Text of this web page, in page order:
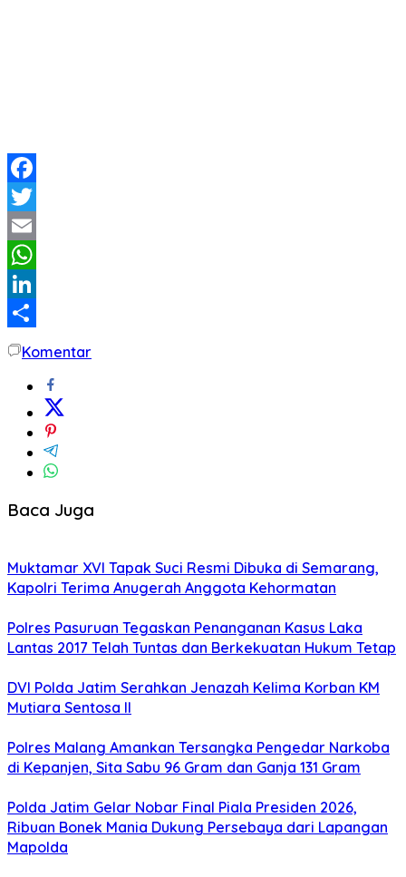
Facebook
Twitter
Email
WhatsApp
LinkedIn
ShareKomentar
Baca Juga
Muktamar XVI Tapak Suci Resmi Dibuka di Semarang,
Kapolri Terima Anugerah Anggota Kehormatan
Polres Pasuruan Tegaskan Penanganan Kasus Laka
Lantas 2017 Telah Tuntas dan Berkekuatan Hukum Tetap
DVI Polda Jatim Serahkan Jenazah Kelima Korban KM
Mutiara Sentosa II
Polres Malang Amankan Tersangka Pengedar Narkoba
di Kepanjen, Sita Sabu 96 Gram dan Ganja 131 Gram
Polda Jatim Gelar Nobar Final Piala Presiden 2026,
Ribuan Bonek Mania Dukung Persebaya dari Lapangan
Mapolda